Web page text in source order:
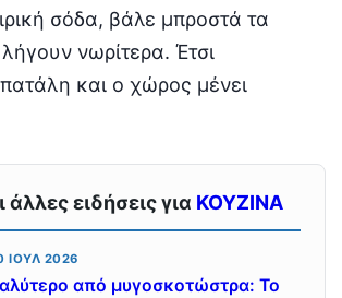
σόδα, βάλε μπροστά τα
νωρίτερα. Έτσι
και ο χώρος μένει
άλλες ειδήσεις για ΚΟΥΖΙΝΑ
ΙΟΎΛ 2026
από μυγοσκοτώστρα: Το